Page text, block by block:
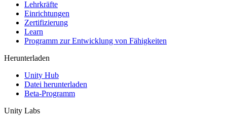
XR-Spiele
XR-Spiele plattformübergreifend starten
Multiplayer-Spiele
Vereinfachte Entwicklung von Multiplayer-Spielen
Lehrkräfte
Einrichtungen
Zertifizierung
Learn
Programm zur Entwicklung von Fähigkeiten
Herunterladen
Unity Hub
Datei herunterladen
Beta-Programm
Unity Labs